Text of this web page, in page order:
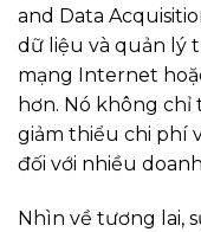
and Data
dữ liệu và quản lý
mạng Internet
hơn. Nó không chỉ
giảm thiểu chi phí
đối với nhiều
Nhìn về tương lai,